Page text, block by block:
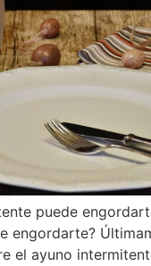
puede
engordarte?
el ayuno